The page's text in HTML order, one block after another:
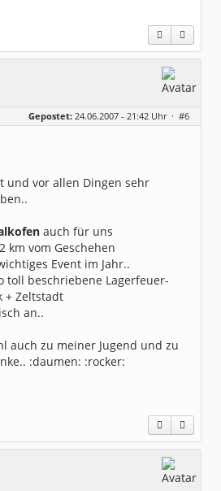
Gepostet: 24.06.2007 - 21:42 Uhr · #6
und vor allen Dingen sehr
auch für uns
km vom Geschehen
Event im Jahr..
toll beschriebene Lagerfeuer-
+ Zeltstadt
an..
auch zu meiner Jugend und zu
:daumen: :rocker: